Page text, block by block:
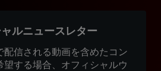
ルニュースレター
配信される動画を含めたコン
望する場合、オフィシャルウ